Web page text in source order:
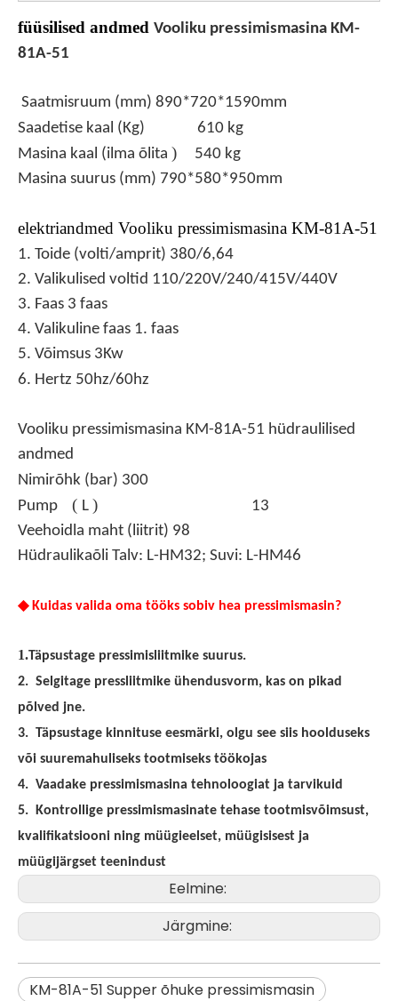
füüsilised andmed Vooliku pressimismasina KM-
81A-51
Saatmisruum (mm) 890*720*1590mm
Saadetise kaal (Kg)
610 kg
Masina kaal (ilma õlita )
540 kg
Masina suurus (mm) 790*580*950mm
elektriandmed Vooliku pressimismasina KM-81A-51
1. Toide (volti/amprit) 380/6,64
2. Valikulised voltid 110/220V/240/415V/440V
3. Faas 3 faas
4. Valikuline faas 1. faas
5. Võimsus 3Kw
6. Hertz 50hz/60hz
Vooliku pressimismasina KM-81A-51 hüdraulilised
andmed
Nimirõhk (bar) 300
Pump ( L )
13
Veehoidla maht (liitrit) 98
Hüdraulikaõli Talv: L-HM32; Suvi: L-HM46
◆ Kuidas valida oma tööks sobiv hea pressimismasin?
1.Täpsustage pressimisliitmike suurus.
2. Selgitage pressliitmike ühendusvorm, kas on pikad
põlved jne.
3. Täpsustage kinnituse eesmärki, olgu see siis hoolduseks
või suuremahuliseks tootmiseks töökojas
4. Vaadake pressimismasina tehnoloogiat ja tarvikuid
5.
Kontrollige pressimismasinate tehase tootmisvõimsust,
kvalifikatsiooni ning müügieelset, müügisisest ja
müügijärgset teenindust
Eelmine:
Järgmine:
KM-81A-51 Supper õhuke pressimismasin